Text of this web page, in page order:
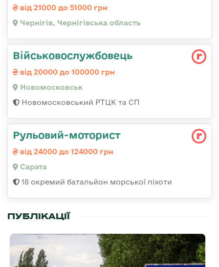
від 21000 до 51000 грн
Чернігів, Чернігівська область
Військовослужбовець
від 20000 до 100000 грн
Новомосковськ
Новомосковський РТЦК та СП
Рульовий-моторист
від 24000 до 124000 грн
Сарата
18 окремий батальйон морської піхоти
ПУБЛІКАЦІЇ